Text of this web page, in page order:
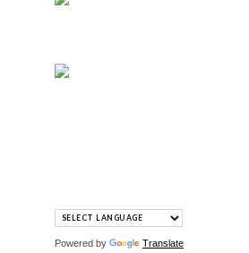
Powered by Translate